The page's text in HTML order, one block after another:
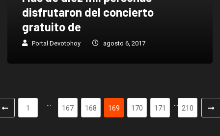
disfrutaron del concierto
gratuito de
Portal Devotohoy agosto 6, 2017
1 167 168 169 170 171 210